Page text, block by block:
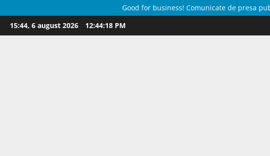
Good for business! Comunicate de presa
Skip
to
15:44, 6 august 2026 12:44:19 PM